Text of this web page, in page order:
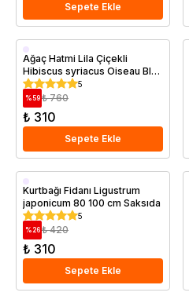
Sepete Ekle
Saksıda
Ağaç Hatmi Lila Çiçekli
Hibiscus syriacus Oiseau Bleu
20 40 cm
5
% 59 ₺ 760
₺ 310
Sepete Ekle
Saksıda
Kurtbağı Fidanı Ligustrum
japonicum 80 100 cm Saksıda
5
%26 ₺ 420
₺ 310
Sepete Ekle